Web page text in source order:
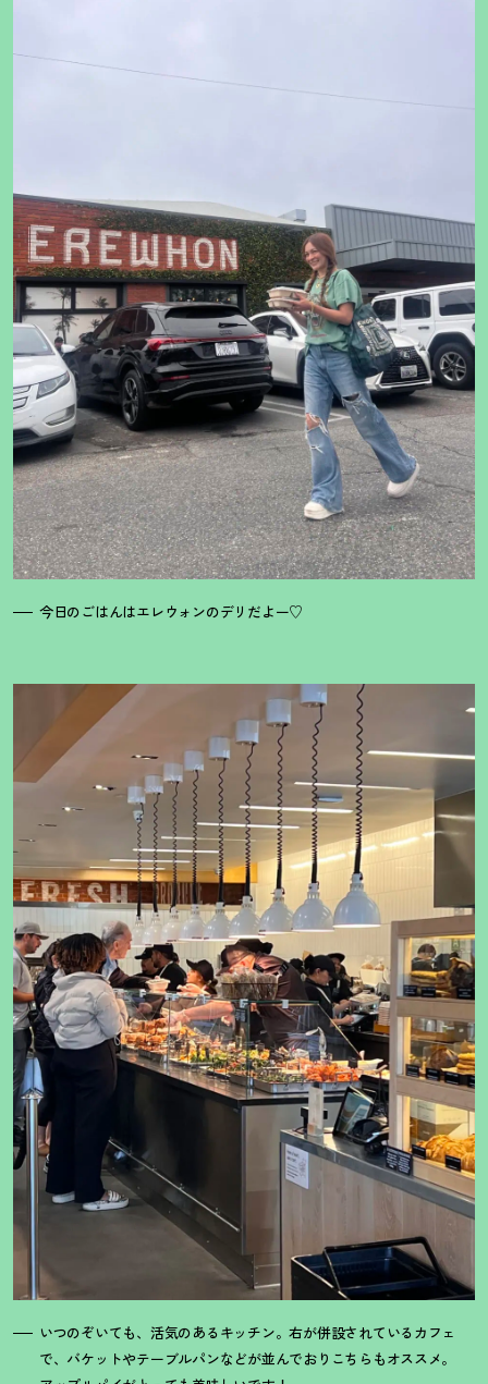
今日のごはんはエレウォンのデリだよー♡
いつのぞいても、活気のあるキッチン。右が併設されているカフェ
で、バケットやテーブルパンなどが並んでおりこちらもオススメ。